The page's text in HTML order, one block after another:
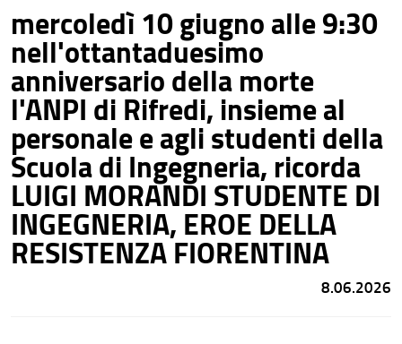
mercoledì 10 giugno alle 9:30
nell'ottantaduesimo
anniversario della morte
l'ANPI di Rifredi, insieme al
personale e agli studenti della
Scuola di Ingegneria, ricorda
LUIGI MORANDI STUDENTE DI
INGEGNERIA, EROE DELLA
RESISTENZA FIORENTINA
8.06.2026